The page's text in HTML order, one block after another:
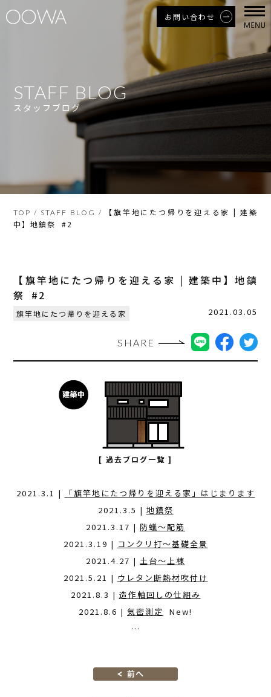
お問い合わせ
STAFF BLOG
スタッフブログ
TOP / STAFF BLOG /
【旗竿地にたつ帰りを迎える家 | 建築
中】地鎮祭 #2
【旗竿地にたつ帰りを迎える家 | 建築中】地鎮
祭 #2
旗竿地にたつ帰りを迎える家 2021.03.05
SHARE
[ 過去ブログ一覧 ]
2021.3.1 |
「旗竿地にたつ帰りを迎える家」はじまります
2021.3.5 | 地鎮祭
2021.3.17 | 防蟻〜配筋
2021.3.19 | コンクリ打〜基礎全景
2021.4.27 | 土台〜上棟
2021.5.21 | ウレタン断熱材吹付け
2021.8.3 | 造作軸回しの仕組み
2021.8.6 | 気密測定
New!
…